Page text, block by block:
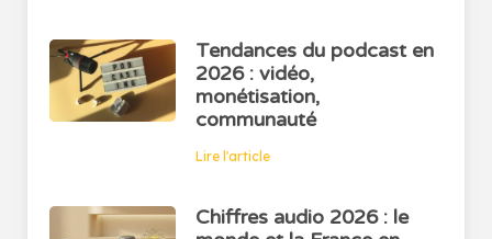
Tendances du podcast en
2026 : vidéo,
monétisation,
communauté
Lire l'article
Chiffres audio 2026 : le